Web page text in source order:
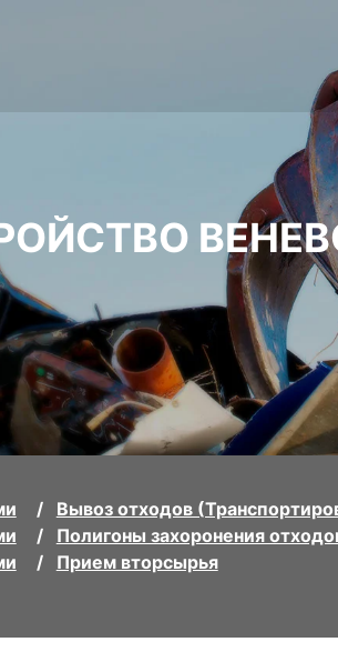
Вывоз отходов
Полигоны захоронения
Прием вторсырья